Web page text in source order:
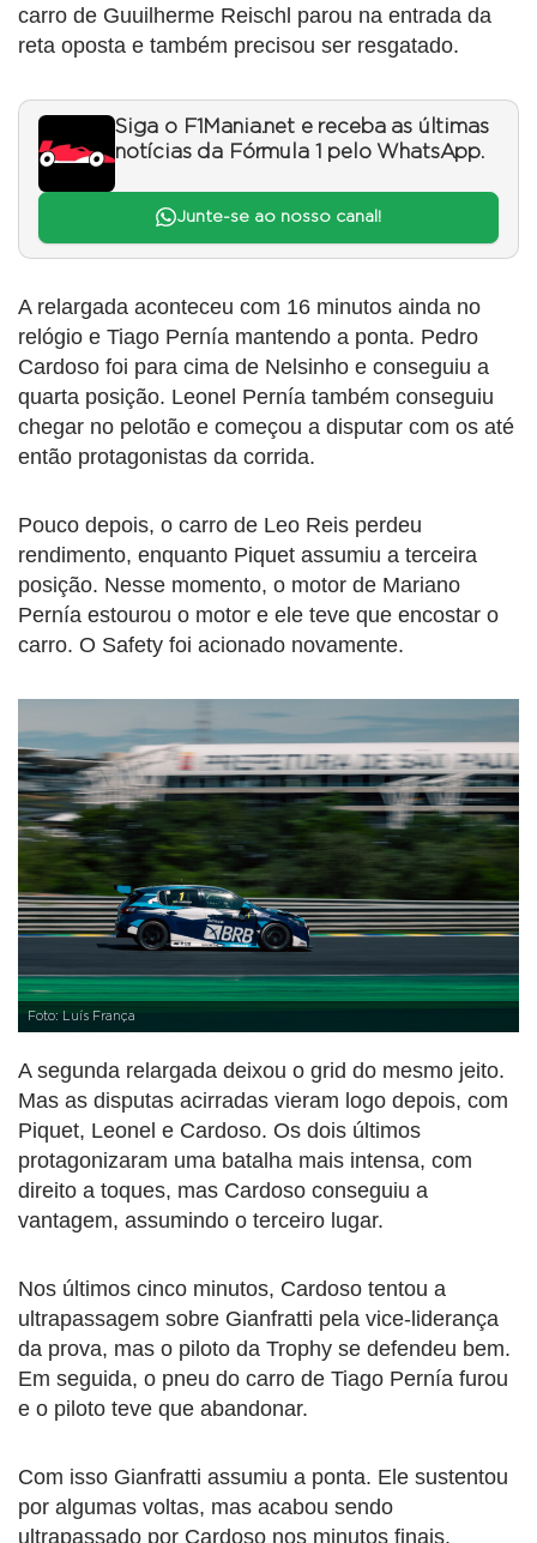
carro de Guuilherme Reischl parou na entrada da
reta oposta e também precisou ser resgatado.
Siga o F1Mania.net e receba as últimas
notícias da Fórmula 1 pelo WhatsApp.
Junte-se ao nosso canal!
A relargada aconteceu com 16 minutos ainda no
relógio e Tiago Pernía mantendo a ponta. Pedro
Cardoso foi para cima de Nelsinho e conseguiu a
quarta posição. Leonel Pernía também conseguiu
chegar no pelotão e começou a disputar com os até
então protagonistas da corrida.
Pouco depois, o carro de Leo Reis perdeu
rendimento, enquanto Piquet assumiu a terceira
posição. Nesse momento, o motor de Mariano
Pernía estourou o motor e ele teve que encostar o
carro. O Safety foi acionado novamente.
Foto: Luís França
A segunda relargada deixou o grid do mesmo jeito.
Mas as disputas acirradas vieram logo depois, com
Piquet, Leonel e Cardoso. Os dois últimos
protagonizaram uma batalha mais intensa, com
direito a toques, mas Cardoso conseguiu a
vantagem, assumindo o terceiro lugar.
Nos últimos cinco minutos, Cardoso tentou a
ultrapassagem sobre Gianfratti pela vice-liderança
da prova, mas o piloto da Trophy se defendeu bem.
Em seguida, o pneu do carro de Tiago Pernía furou
e o piloto teve que abandonar.
Com isso Gianfratti assumiu a ponta. Ele sustentou
por algumas voltas, mas acabou sendo
ultrapassado por Cardoso nos minutos finais.